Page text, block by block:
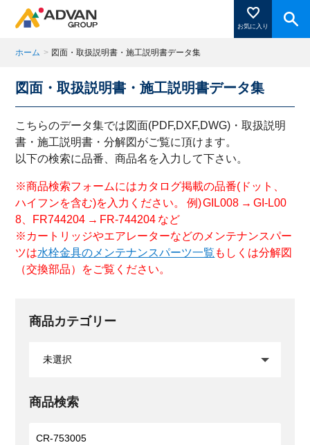
お気に入り
商品ページにある「お気に入り登録」を押すと登録した
商品がここに表示されます。
ホーム > 図面・取扱説明書・施工説明書データ集
図面・取扱説明書・施工説明書データ集
こちらのデータ集では図面(PDF,DXF,DWG)・取扱説明
書・施工説明書・分解図がご覧に頂けます。
以下の検索に品番、商品名を入力して下さい。
※商品検索フォームにはカタログ掲載の品番(ドット、
ハイフンを含む)を入力ください。 例) GIL008 → GI-L00
8、FR744204 → FR-744204 など
※カートリッジやエアレーターなどのメンテナンスパー
ツは水栓金具のメンテナンスパーツ一覧 もしくは分解図
（交換部品）をご覧ください。
商品カテゴリー
商品検索